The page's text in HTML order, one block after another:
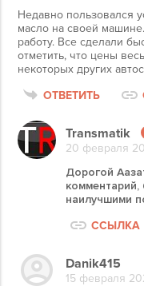
Недавно пользовался
масло на своей
работу. Все сделали
отметить, что цены
некоторых других
ОТВЕТИТЬ
Transmatik
20 февраля
Дорогой
наилучшими
ССЫЛКА
Danik415
15 февраля